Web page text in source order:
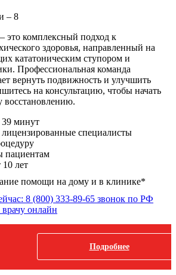
– 8
это комплексный подход к
здоровья, направленный на
кататоническим ступором и
Профессиональная команда
вернуть подвижность и улучшить
на консультацию, чтобы начать
восстановлению.
39 минут
специалисты
пациентам
лет
помощи на дому и в клинике*
8 (800) 333-89-65 звонок по РФ
врачу онлайн
Подробнее